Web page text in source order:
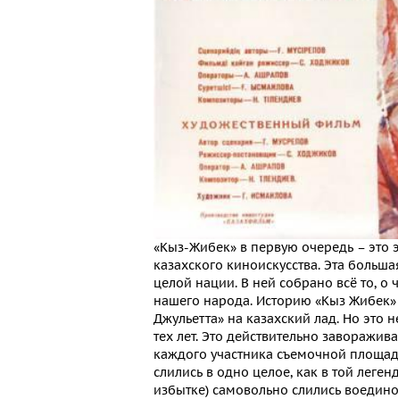
«Кыз-Жибек» в первую очередь – это
казахского киноискусства. Эта
целой нации. В ней собрано всё то, о
нашего народа. Историю «Кыз
Джульетта» на казахский лад. Но
тех лет. Это действительно
каждого участника съемочной
слились в одно целое, как в той
избытке) самовольно слились